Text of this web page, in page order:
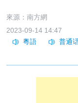
來源：南方網
2023-09-14 14:47